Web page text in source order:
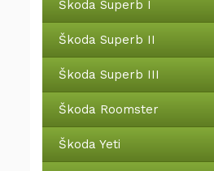
Škoda Superb I
Škoda Superb II
Škoda Superb III
Škoda Roomster
Škoda Yeti